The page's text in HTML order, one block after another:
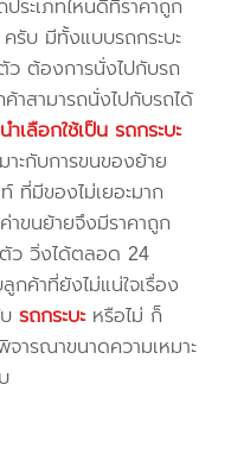
ประเภทไหนดีที่ราคาถูก
ครับ มีทั้งแบบรถกระบะ
ต้องการนั่งไปกับรถ
ค้าสามารถนั่งไปกับรถได้
ำเลือกใช้เป็น รถกระบะ
ะกับการขนของย้าย
มีของไม่เยอะมาก
าขนย้ายจึงมีราคาถูก
ว วิ่งได้ตลอด 24
ค้าที่ยังไม่แน่ใจเรื่อง
บรถกระบะ หรือไม่ ก็
จารณาขนาดความเหมาะ